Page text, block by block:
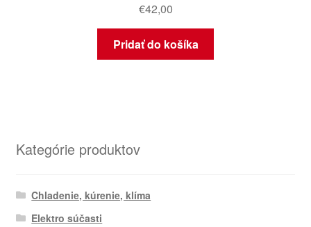
€42,00
Pridať do košíka
Kategórie produktov
Chladenie, kúrenie, klíma
Elektro súčasti